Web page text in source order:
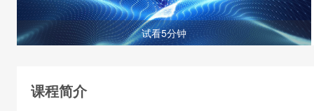
试看5分钟
课程简介